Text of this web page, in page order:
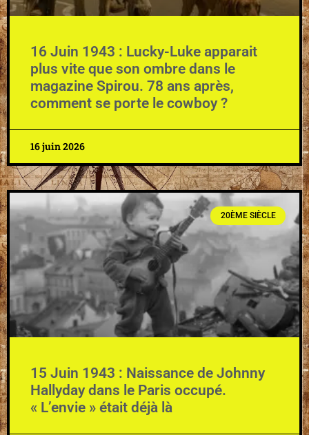
16 Juin 1943 : Lucky-Luke apparait
plus vite que son ombre dans le
magazine Spirou. 78 ans après,
comment se porte le cowboy ?
16 juin 2026
20ÈME SIÈCLE
15 Juin 1943 : Naissance de Johnny
Hallyday dans le Paris occupé.
« L’envie » était déjà là